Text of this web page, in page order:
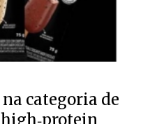
categoria de